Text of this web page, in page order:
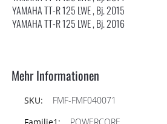
YAMAHA TT-R 125 LWE , Bj. 2015
YAMAHA TT-R 125 LWE , Bj. 2016
Mehr Informationen
FMF-FMF040071